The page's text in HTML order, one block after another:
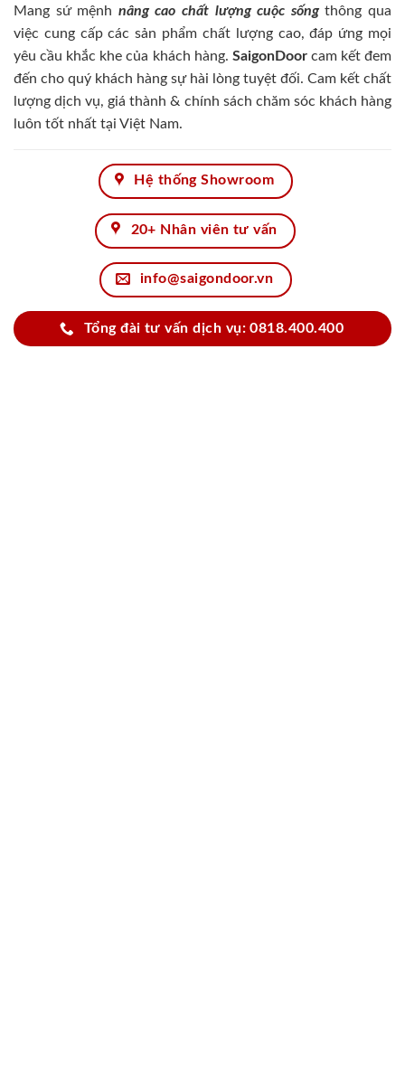
Mang sứ mệnh nâng cao chất lượng cuộc sốngthông qua
việc cung cấp các sản phẩm chất lượng cao, đáp ứng mọi
yêu cầu khắc khe của khách hàng. SaigonDoorcam kết đem
đến cho quý khách hàng sự hài lòng tuyệt đối. Cam kết chất
lượng dịch vụ, giá thành & chính sách chăm sóc khách hàng
luôn tốt nhất tại Việt Nam.
Hệ thống Showroom
20+ Nhân viên tư vấn
info@saigondoor.vn
Tổng đài tư vấn dịch vụ: 0818.400.400